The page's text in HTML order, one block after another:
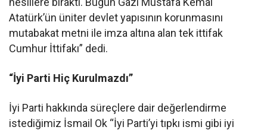
Atatürk’ün üniter devlet yapısının korunmasını
mutabakat metni ile imza altına alan tek ittifak
Cumhur İttifakı” dedi.
“İyi Parti Hiç Kurulmazdı”
İyi Parti hakkında süreçlere dair değerlendirme
istediğimiz İsmail Ok “İyi Parti’yi tıpkı ismi gibi iyi